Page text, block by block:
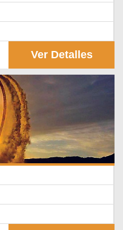
Ver Detalles